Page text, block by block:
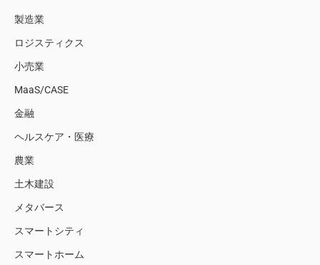
製造業
ロジスティクス
小売業
MaaS/CASE
金融
ヘルスケア・医療
農業
土木建設
メタバース
スマートシティ
スマートホーム